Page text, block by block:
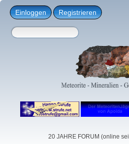
Einloggen Registrieren
20 JAHRE FORUM (online